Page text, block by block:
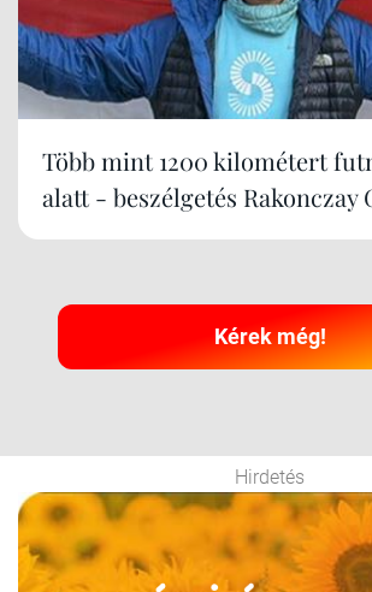
Több mint 1200 kilométert
alatt - beszélgetés Rakonczay
Kérek még!
Hirdetés